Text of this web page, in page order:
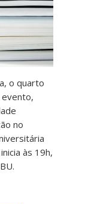
o quarto
evento,
no
às 19h,